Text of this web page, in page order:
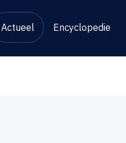
Actueel Encyclopedie